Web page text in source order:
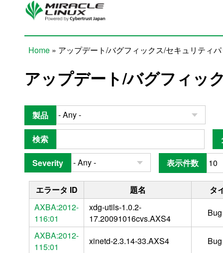
Skip to main content
Home » アップデート/バグフィックス/セキュリティ
アップデート/バグフィッ
製品
検索
Severity 表示件数
エラータ ID 題名
タ
AXBA:2012-
116:01
xdg-utils-1.0.2-
17.20091016cvs.AXS4
AXBA:2012-
115:01
xinetd-2.3.14-33.AXS4